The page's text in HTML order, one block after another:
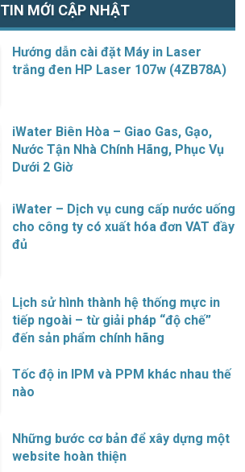
TIN MỚI CẬP NHẬT
Hướng dẫn cài đặt Máy in Laser
trắng đen HP Laser 107w (4ZB78A)
iWater Biên Hòa – Giao Gas, Gạo,
Nước Tận Nhà Chính Hãng, Phục Vụ
Dưới 2 Giờ
iWater – Dịch vụ cung cấp nước uống
cho công ty có xuất hóa đơn VAT đầy
đủ
Lịch sử hình thành hệ thống mực in
tiếp ngoài – từ giải pháp “độ chế”
đến sản phẩm chính hãng
Tốc độ in IPM và PPM khác nhau thế
nào
Những bước cơ bản để xây dựng một
website hoàn thiện